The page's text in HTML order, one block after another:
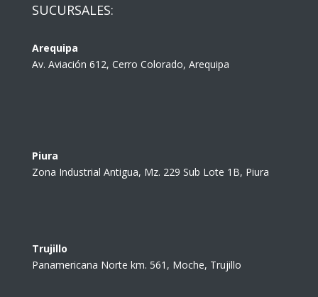
SUCURSALES:
Arequipa
Av. Aviación 612, Cerro Colorado, Arequipa
Piura
Zona Industrial Antigua, Mz. 229 Sub Lote 1B, Piura
Trujillo
Panamericana Norte km. 561, Moche, Trujillo